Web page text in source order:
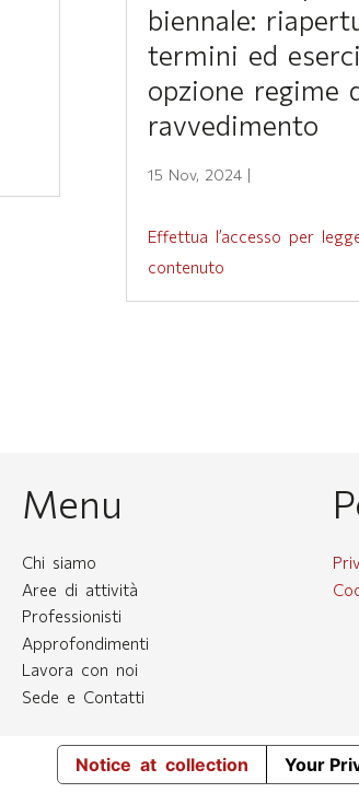
biennale:
termini ed
opzione regime
ravvedimento
15 Nov, 2024|
Effettua l’accesso per
contenuto
Menu
Chi siamo
Aree di attività
Professionisti
Approfondimenti
Lavora con noi
Sede e Contatti
Notice at collection Your